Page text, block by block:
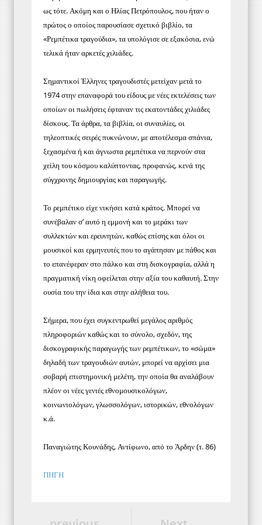
ως τότε. Ακόμη και ο Ηλίας Πετρόπουλος, που ήταν ο
πρώτος ο οποίος παρουσίασε σχετικό βιβλίο, τα
«Ρεμπέτικα τραγούδια», τα υπολόγισε σε εξακόσια, ενώ
τελικά ήταν αρκετές χιλιάδες.
Σημαντικοί Έλληνες τραγουδιστές μετείχαν μετά το
1974 στην επαναφορά του είδους με νέες εκτελέσεις των
οποίων οι πωλήσεις έφταναν τις εκατοντάδες χιλιάδες
δίσκους. Τα άρθρα, τα βιβλία, οι συναυλίες, οι
τηλεοπτικές σειρές πυκνώνουν, με αποτέλεσμα σπάνια,
ξεχασμένα ή και άγνωστα ρεμπέτικα να περνούν στα
χείλη του κόσμου καλύπτοντας, προφανώς, κενά της
σύγχρονης δημιουργίας και παραγωγής.
Το ρεμπέτικο είχε νικήσει κατά κράτος. Μπορεί να
συνέβαλαν σ’ αυτό η εμμονή και το μεράκι των
συλλεκτών και ερευνητών, καθώς επίσης και όλοι οι
μουσικοί και ερμηνευτές που το αγάπησαν με πάθος και
το επανέφεραν στο πάλκο και στη δισκογραφία, αλλά η
πραγματική νίκη οφείλεται στην αξία του καθαυτή. Στην
ουσία του την ίδια και στην αλήθεια του.
Σήμερα, που έχει συγκεντρωθεί μεγάλος αριθμός
πληροφοριών καθώς και το σύνολο, σχεδόν, της
δισκογραφικής παραγωγής των ρεμπέτικων, το «σώμα»
δηλαδή των τραγουδιών αυτών, μπορεί να αρχίσει μια
σοβαρή επιστημονική μελέτη, την οποία θα αναλάβουν
πλέον οι νέες γενιές εθνομουσικολόγων,
κοινωνιολόγων, γλωσσολόγων, ιστορικών, εθνολόγων
κ.ά.
Παναγιώτης Κουνάδης, Αντίφωνο, από το Άρδην (τ. 86)
ΠΗΓΗ